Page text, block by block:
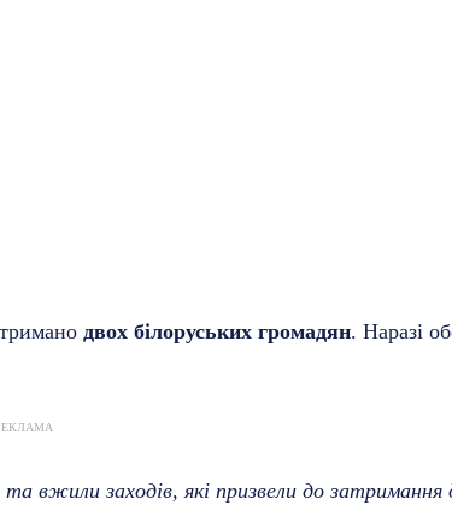
двох білоруських громадян. Наразі
вжили заходів, які призвели до затримання